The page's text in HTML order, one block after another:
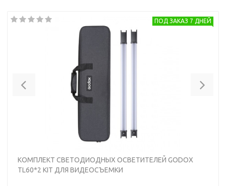
ПОД ЗАКАЗ 7 ДНЕЙ
КОМПЛЕКТ СВЕТОДИОДНЫХ ОСВЕТИТЕЛЕЙ GODOX
TL60*2 KIT ДЛЯ ВИДЕОСЪЕМКИ